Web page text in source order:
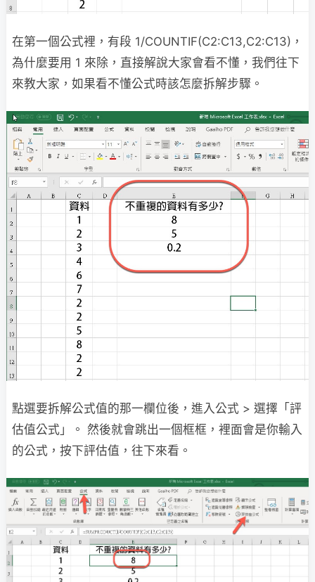
在第一個公式裡，有段 1/COUNTIF(C2:C13,C2:C13)，
為什麼要用 1 來除，直接解說大家會看不懂，我們往下
來教大家，如果看不懂公式時該怎麼拆解步驟。
點選要拆解公式值的那一欄位後，進入公式 > 選擇「評
估值公式」。 然後就會跳出一個框框，裡面會是你輸入
的公式，按下評估值，往下來看。